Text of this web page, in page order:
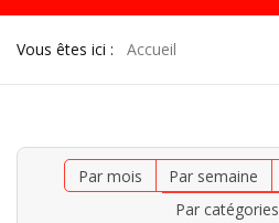
Vous êtes ici : Accueil
Par mois Par semaine
Par catégories